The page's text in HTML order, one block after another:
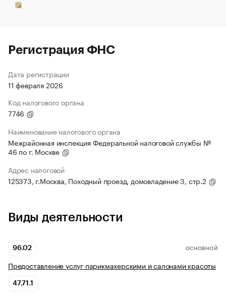
Регистрация ФНС
Дата регистрации
11 февраля 2026
Код налогового органа
7746
Наименование налогового органа
Межрайонная инспекция Федеральной налоговой службы №
46 по г. Москве
Адрес налоговой
125373, г.Москва, Походный проезд, домовладение 3, стр.2
Виды деятельности
96.02 ОСНОВНОЙ
Предоставление услуг парикмахерскими и салонами красоты
47.71.1